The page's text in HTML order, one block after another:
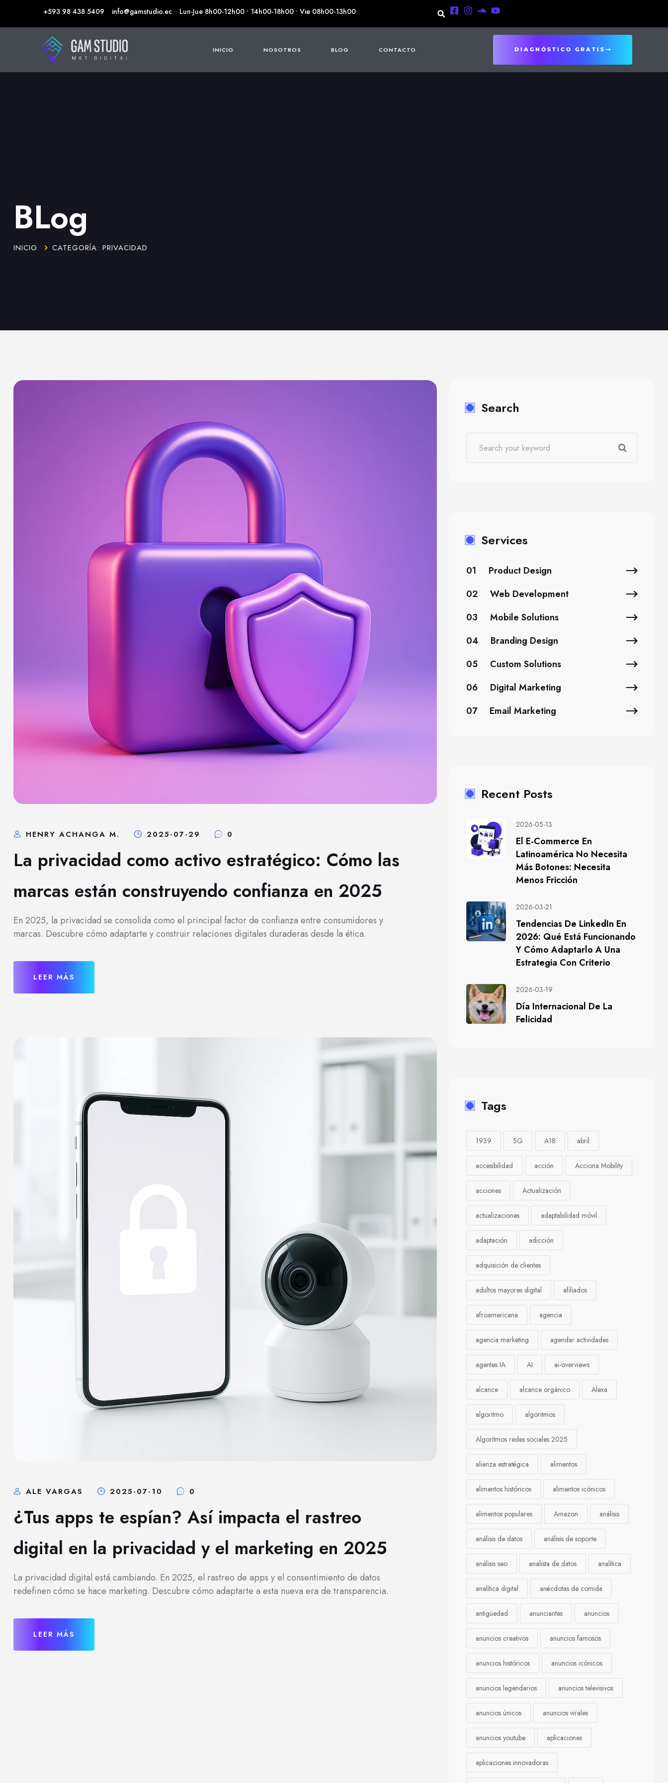
+593 98 438 5409 info@gamstudio.ec Lun-Jue 8h00-12h00 • 14h00-18h00 • Vie 08h00-13h00
INICIO NOSOTROS BLOG CONTACTO DIAGNÓSTICO GRATIS
BLog
INICIO CATEGORÍA: PRIVACIDAD
HENRY ACHANGA M. 2025-07-29 0
La privacidad como activo estratégico: Cómo las
marcas están construyendo confianza en 2025
En 2025, la privacidad se consolida como el principal factor de confianza entre consumidores y
marcas. Descubre cómo adaptarte y construir relaciones digitales duraderas desde la ética.
LEER MÁS
ALE VARGAS 2025-07-10 0
¿Tus apps te espían? Así impacta el rastreo
digital en la privacidad y el marketing en 2025
La privacidad digital está cambiando. En 2025, el rastreo de apps y el consentimiento de datos
redefinen cómo se hace marketing. Descubre cómo adaptarte a esta nueva era de transparencia.
LEER MÁS
Search
Services
01
Product Design
02
Web Development
03
Mobile Solutions
04
Branding Design
05
Custom Solutions
06
Digital Marketing
07
Email Marketing
Recent Posts
2026-05-13
El E-Commerce En
Latinoamérica No Necesita
Más Botones: Necesita
Menos Fricción
2026-03-21
Tendencias De LinkedIn En
2026: Qué Está Funcionando
Y Cómo Adaptarlo A Una
Estrategia Con Criterio
2026-03-19
Día Internacional De La
Felicidad
Tags
1939 5G A18 abril
accesibilidad acción Acciona Mobility
acciones Actualización
actualizaciones adaptabilidad móvil
adaptación adicción
adquisición de clientes
adultos mayores digital afiliados
afroamericana agencia
agencia marketing agendar actividades
agentes IA AI ai-overviews
alcance alcance orgánico Alexa
algoritmo algoritmos
Algoritmos redes sociales 2025
alianza estratégica alimentos
alimentos históricos alimentos icónicos
alimentos populares Amazon análisis
análisis de datos análisis de soporte
análisis seo analista de datos analítica
analítica digital anécdotas de comida
antigüedad anunciantes anuncios
anuncios creativos anuncios famosos
anuncios históricos anuncios icónicos
anuncios legendarios anuncios televisivos
anuncios únicos anuncios virales
anuncios youtube aplicaciones
aplicaciones innovadoras